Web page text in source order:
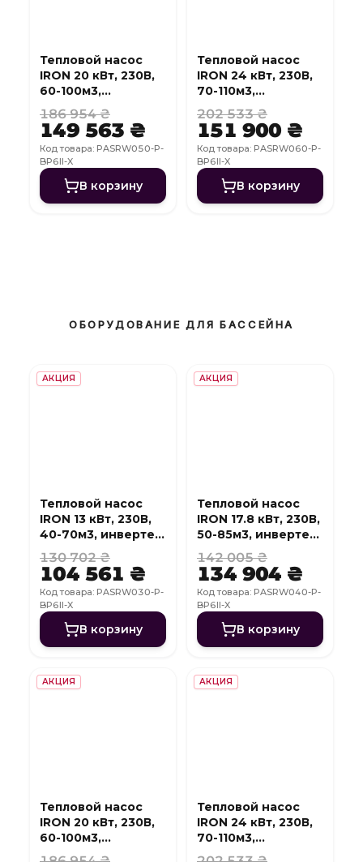
Тепловой насос
IRON 20 кВт, 230В,
60-100м3,
инвертер, с
охлаждением, WI-
FI
186 954 ₴
149 563 ₴
Код товара: PASRW050-P-
BP6II-X
В корзину
Тепловой насос
IRON 24 кВт, 230В,
70-110м3,
инвертер, с
охлаждением, WI-
FI
202 533 ₴
151 900 ₴
Код товара: PASRW060-P-
BP6II-X
В корзину
ОБОРУДОВАНИЕ ДЛЯ БАССЕЙНА
АКЦИЯ
Тепловой насос
IRON 13 кВт, 230В,
40-70м3, инвертер,
с охлаждением,
WI-FI
130 702 ₴
104 561 ₴
Код товара: PASRW030-P-
BP6II-X
В корзину
АКЦИЯ
Тепловой насос
IRON 17.8 кВт, 230В,
50-85м3, инвертер,
с охлаждением,
WI-FI
142 005 ₴
134 904 ₴
Код товара: PASRW040-P-
BP6II-X
В корзину
АКЦИЯ
Тепловой насос
IRON 20 кВт, 230В,
60-100м3,
инвертер, с
АКЦИЯ
Тепловой насос
IRON 24 кВт, 230В,
70-110м3,
инвертер, с